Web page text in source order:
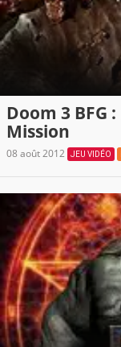
Doom 3 BFG
Mission
08 août 2012 JEU VIDÉO